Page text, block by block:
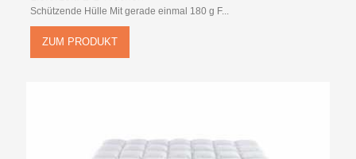
Schützende Hülle Mit gerade einmal 180 g F...
ZUM PRODUKT